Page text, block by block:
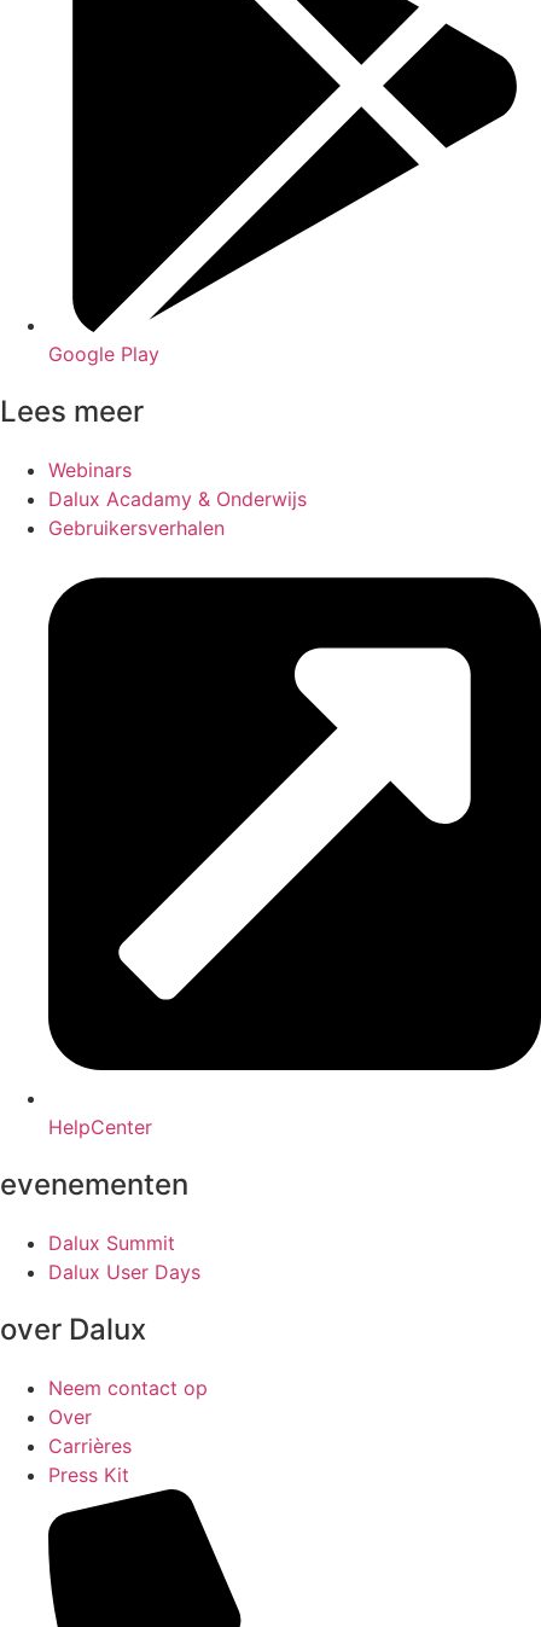
Google Play
Lees meer
Webinars
Dalux Acadamy & Onderwijs
Gebruikersverhalen
HelpCenter
evenementen
Dalux Summit
Dalux User Days
over Dalux
Neem contact op
Over
Carrières
Press Kit